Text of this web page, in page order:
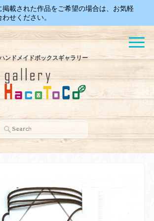
掲載された作品をご希望の場合は、お気軽
せください。
ンドメイドボックスギャラリー